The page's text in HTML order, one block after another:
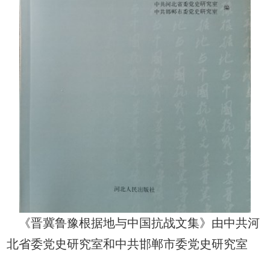
《晋冀鲁豫根据地与中国抗战文集》由中共河
北省委党史研究室和中共邯郸市委党史研究室